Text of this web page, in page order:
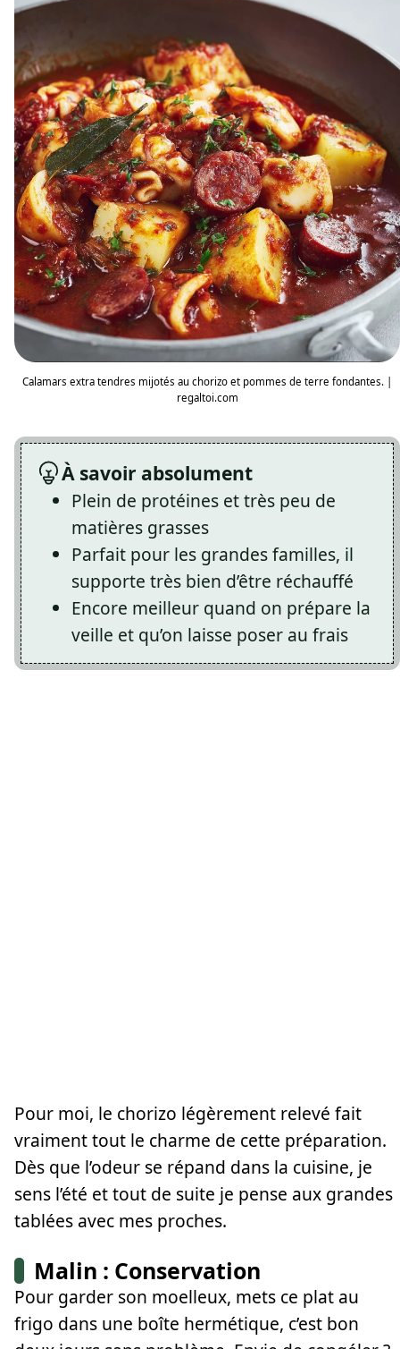
Calamars extra tendres mijotés au chorizo et pommes de terre fondantes. |
regaltoi.com
À savoir absolument
Plein de protéines et très peu de
matières grasses
Parfait pour les grandes familles, il
supporte très bien d’être réchauffé
Encore meilleur quand on prépare la
veille et qu’on laisse poser au frais
Pour moi, le chorizo légèrement relevé fait
vraiment tout le charme de cette préparation.
Dès que l’odeur se répand dans la cuisine, je
sens l’été et tout de suite je pense aux grandes
tablées avec mes proches.
Malin : Conservation
Pour garder son moelleux, mets ce plat au
frigo dans une boîte hermétique, c’est bon